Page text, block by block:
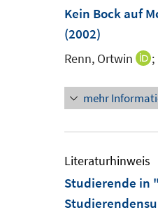
Kein Bock auf
(2002)
Renn, Ortwin
I
n
u
;
mehr
Literaturhinweis
Studierende in